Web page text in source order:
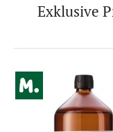
Exklusive